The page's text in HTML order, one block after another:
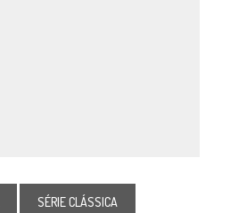
SÉRIE CLÁSSICA